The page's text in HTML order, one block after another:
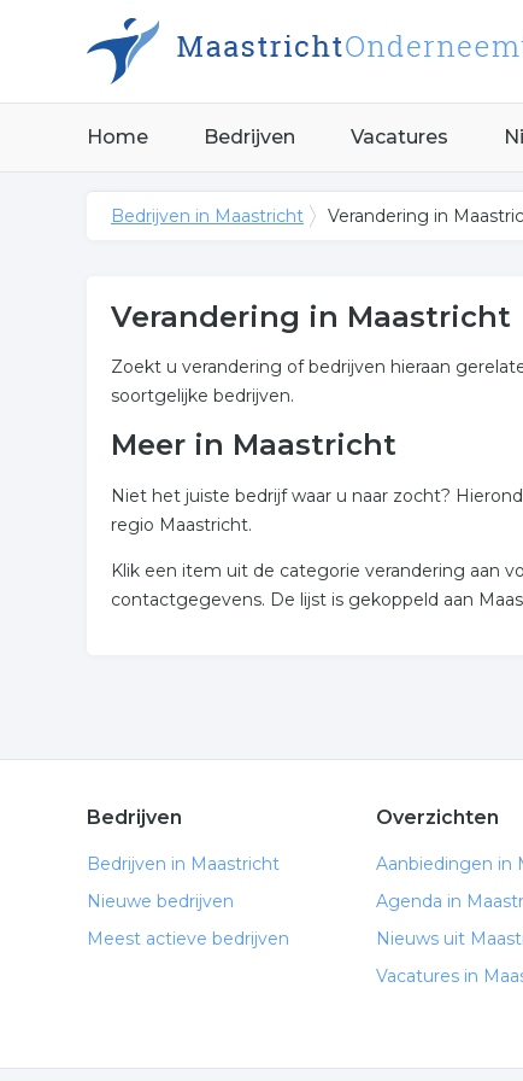
Home Bedrijven Vacatures
Bedrijven in Maastricht Verandering in
Verandering in Maastricht
Zoekt u verandering of bedrijven hieraan
soortgelijke bedrijven.
Meer in Maastricht
Niet het juiste bedrijf waar u naar zocht?
regio Maastricht.
Klik een item uit de categorie verandering aan
contactgegevens. De lijst is gekoppeld aan
Bedrijven
Bedrijven in Maastricht
Nieuwe bedrijven
Meest actieve bedrijven
Overzichten
Aanbiedingen in
Agenda in
Nieuws uit
Vacatures in